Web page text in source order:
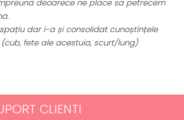
deoarece ne place sa petrecem
dar i-a și consolidat cunoștințele
fete ale acestuia, scurt/lung)
CLIENTI